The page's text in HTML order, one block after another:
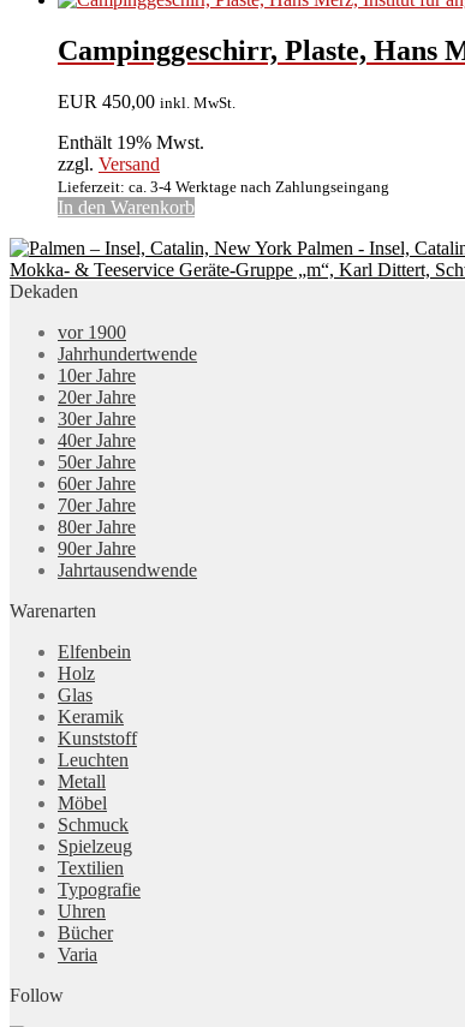
Campinggeschirr, Plaste, Hans
EUR 450,00 inkl. MwSt.
Enthält 19% Mwst.
zzgl. Versand
Lieferzeit: ca. 3-4 Werktage nach Zahlungseingang
In den Warenkorb
Palmen - Insel,
Mokka- & Teeservice Geräte-Gruppe „m“, Karl Dittert,
Dekaden
vor 1900
Jahrhundertwende
10er Jahre
20er Jahre
30er Jahre
40er Jahre
50er Jahre
60er Jahre
70er Jahre
80er Jahre
90er Jahre
Jahrtausendwende
Warenarten
Elfenbein
Holz
Glas
Keramik
Kunststoff
Leuchten
Metall
Möbel
Schmuck
Spielzeug
Textilien
Typografie
Uhren
Bücher
Varia
Follow